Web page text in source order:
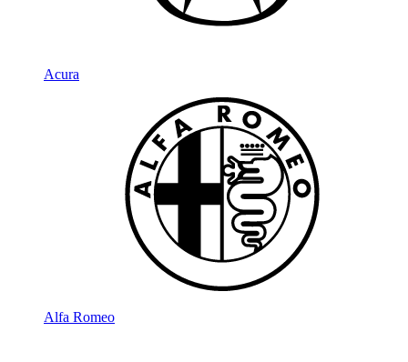
Acura
Alfa Romeo